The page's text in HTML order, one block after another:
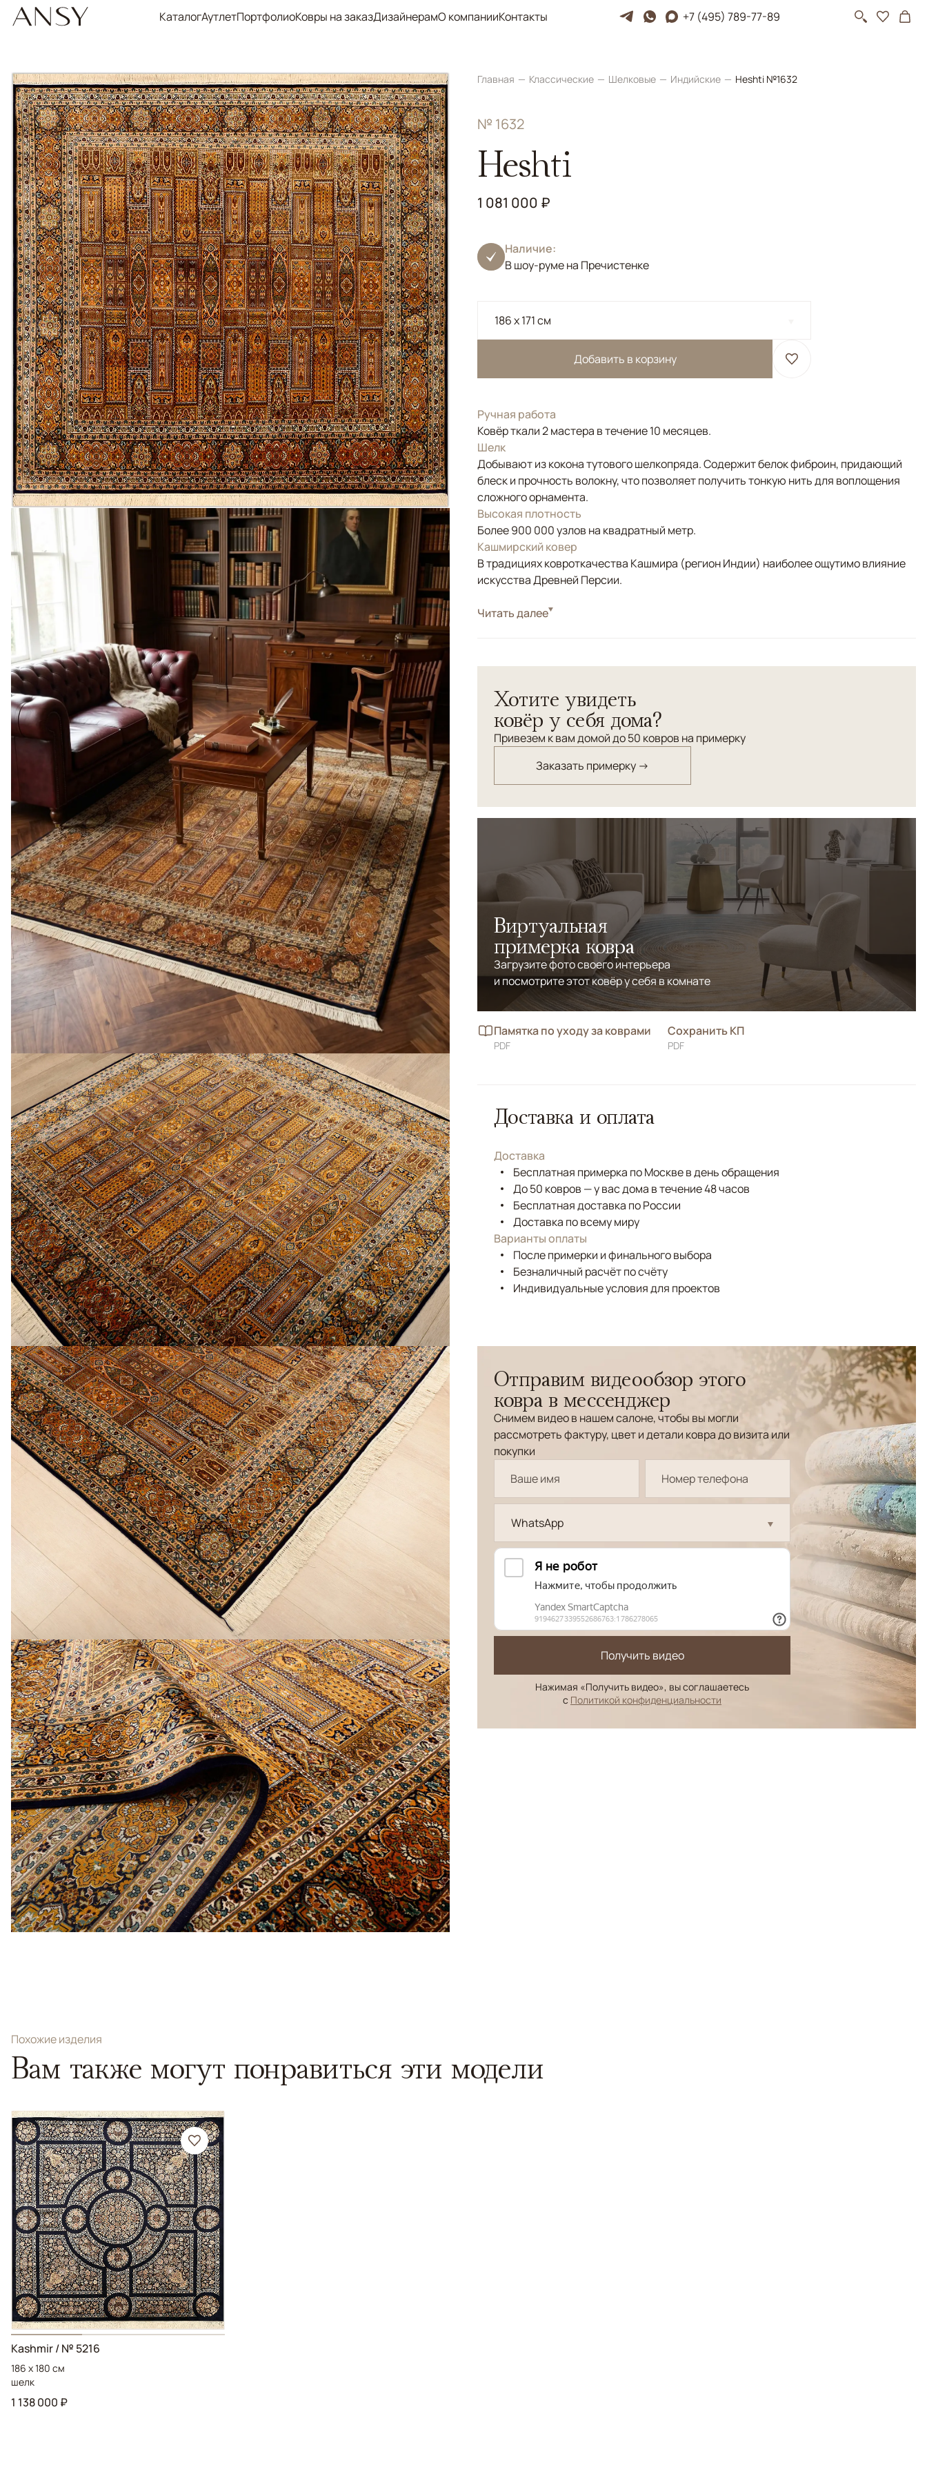
КаталогАутлетПортфолиоКовры на заказДизайнерамО компанииКонтакты +7 (495) 789-77-89
Главная Классические Шелковые Индийские Heshti №1632
№ 1632
Heshti
1 081 000 ₽
Наличие:
В шоу-руме на Пречистенке
186 x 171 см
Добавить в корзину
Ручная работа
Ковёр ткали 2 мастера в течение 10 месяцев.
Шелк
Добывают из кокона тутового шелкопряда. Содержит белок фиброин, придающий
блеск и прочность волокну, что позволяет получить тонкую нить для воплощения
сложного орнамента.
Высокая плотность
Более 900 000 узлов на квадратный метр.
Кашмирский ковер
В традициях ковроткачества Кашмира (регион Индии) наиболее ощутимо влияние
искусства Древней Персии.
СтильКлассические
Прекрасный вариант для кабинета в английском стиле.
Читать далее
Хотите увидеть
ковёр у себя дома?
Привезем к вам домой до 50 ковров на примерку
Заказать примерку →
Виртуальная
примерка ковра
Загрузите фото своего интерьера
и посмотрите этот ковёр у себя в комнате
Памятка по уходу за коврами
PDF
Сохранить КП
PDF
Доставка и оплата
Доставка
Бесплатная примерка по Москве в день обращения
До 50 ковров — у вас дома в течение 48 часов
Бесплатная доставка по России
Доставка по всему миру
Варианты оплаты
После примерки и финального выбора
Безналичный расчёт по счёту
Индивидуальные условия для проектов
Отправим видеообзор этого
ковра в мессенджер
Снимем видео в нашем салоне, чтобы вы могли
рассмотреть фактуру, цвет и детали ковра до визита или
покупки
WhatsApp
Получить видео
Нажимая «Получить видео», вы соглашаетесь
с Политикой конфиденциальности
Похожие изделия
Вам также могут понравиться эти модели
Kashmir / № 5216
186 x 180 см
шелк
1 138 000 ₽